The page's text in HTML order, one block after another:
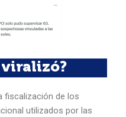
viralizó?
fiscalización de los
utilizados por las